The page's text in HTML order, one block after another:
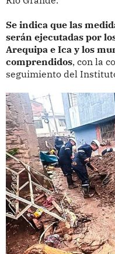
Se indica que las
serán ejecutadas por
Arequipa e Ica y los
comprendidos, con la
seguimiento del